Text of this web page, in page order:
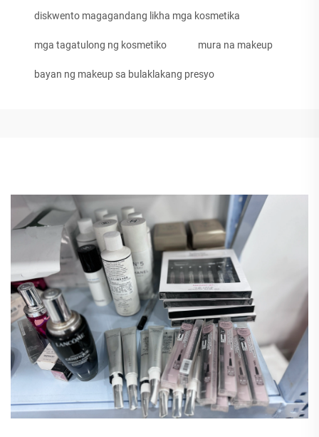
diskwento magagandang likha mga kosmetika
mga tagatulong ng kosmetiko mura na makeup
bayan ng makeup sa bulaklakang presyo